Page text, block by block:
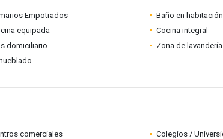
Empotrados
Baño en
equipada
Cocina integral
domiciliario
Zona de lavandería
comerciales
Colegios /